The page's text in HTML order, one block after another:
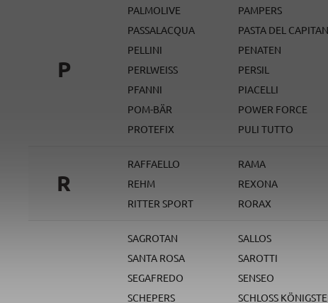
P
PALMOLIVE PAMPERS
PASSALACQUA
PASTA DEL
PELLINI
PENATEN
PERLWEISS
PERSIL
PFANNI
PIACELLI
POM-BÄR
POWER FORCE
PROTEFIX
PULI TUTTO
R
RAFFAELLO RAMA
REHM
REXONA
RITTER SPORT
RORAX
SAGROTAN SALLOS
SANTA ROSA
SAROTTI
SEGAFREDO
SENSEO
SCHEPERS
SCHLOSS